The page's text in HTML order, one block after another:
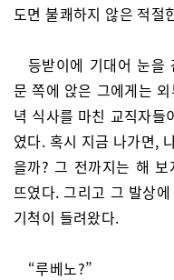
도면 불쾌하지 않은 적절
등받이에 기대어 눈을
문 쪽에 앉은 그에게는
녁 식사를 마친 교직자들
였다. 혹시 지금 나가면,
을까? 그 전까지는 해
뜨였다. 그리고 그 발상
기척이 들려왔다.
“루베노?”